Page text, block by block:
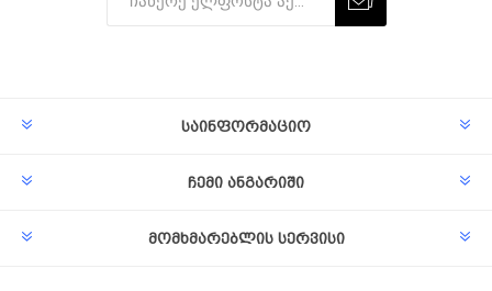
საინფორმაციო
ჩემი ანგარიში
მომხმარებლის სერვისი